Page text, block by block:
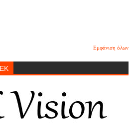
Εμφάνιση όλων